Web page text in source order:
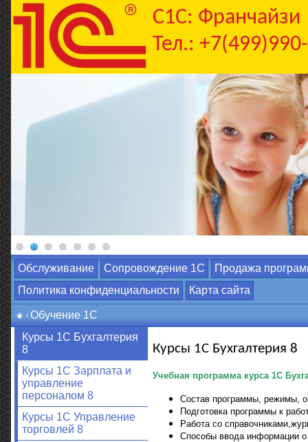
C1С: Франчайзи
Тел.:
Обслуживание Сопровождение 1С
Продажа
Политика конфиденциальности
Карта сайта
Обучение 1С
Курсы 1С Бухгалтерия
8
Курсы 1С Зарплата и
управление
персоналом 8
Курсы 1С Управление
торговлей 8
Курсы 1С Бухгалтерия 8
Учебная программа курса 1С
Состав программы, режимы,
Подготовка программы к
Работа со
Способы ввода информации о